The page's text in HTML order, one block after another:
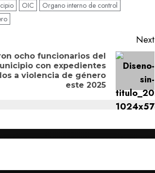
OIC
Organo interno de control
Next
ocho funcionarios del
con expedientes
a violencia de género
este 2025